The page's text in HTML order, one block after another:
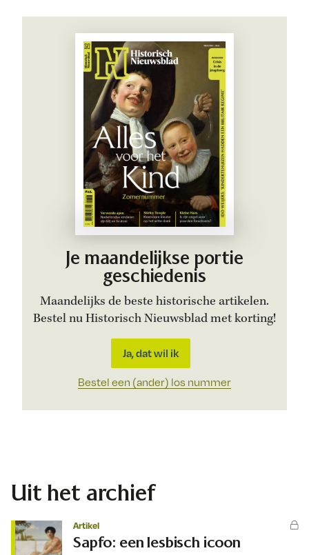
Je maandelijkse portie
geschiedenis
Maandelijks de beste historische artikelen.
Bestel nu Historisch Nieuwsblad met korting!
Ja, dat wil ik
Bestel een (ander) los nummer
Uit het archief
Artikel
Sapfo: een lesbisch icoon